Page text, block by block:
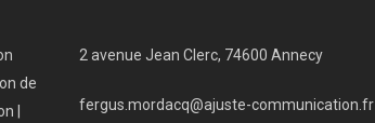
de
|
2 avenue Jean Clerc, 74600 Annecy
fergus.mordacq@ajuste-communication.fr